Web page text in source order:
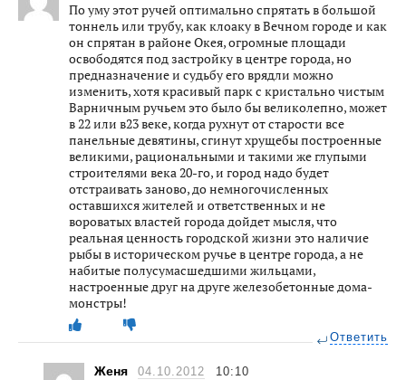
По уму этот ручей оптимально спрятать в большой
тоннель или трубу, как клоаку в Вечном городе и как
он спрятан в районе Окея, огромные площади
освободятся под застройку в центре города, но
предназначение и судьбу его врядли можно
изменить, хотя красивый парк с кристально чистым
Варничным ручьем это было бы великолепно, может
в 22 или в23 веке, когда рухнут от старости все
панельные девятины, сгинут хрущебы построенные
великими, рациональными и такими же глупыми
строителями века 20-го, и город надо будет
отстраивать заново, до немногочисленных
оставшихся жителей и ответственных и не
вороватых властей города дойдет мысля, что
реальная ценность городской жизни это наличие
рыбы в историческом ручье в центре города, а не
набитые полусумасшедшими жильцами,
настроенные друг на друге железобетонные дома-
монстры!
Ответить
Женя 04.10.2012 10:10